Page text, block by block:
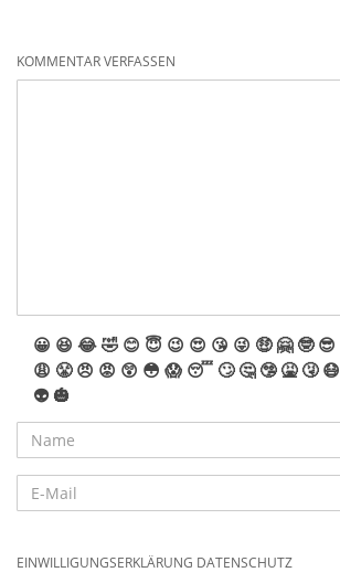
KOMMENTAR VERFASSEN
😀 😆 😂🤣 😊 😇 😉 😍 😘 😜 🤑 🤗 🤓 😎
😩 😤 😠 😡 😲 😳 😱 😴 🙄 🤔 🤥 🤮 🤧 😷
👽 🎃
EINWILLIGUNGSERKLÄRUNG DATENSCHUTZ